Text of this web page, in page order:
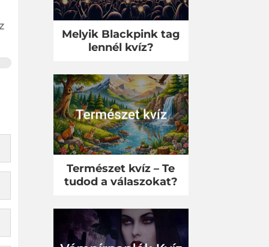
Melyik Blackpink tag
lennél kvíz?
Természet kvíz – Te
tudod a válaszokat?